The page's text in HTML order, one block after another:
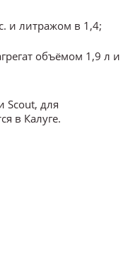
и литражом в 1,4;
объёмом 1,9 л и
Scout, для
в Калуге.